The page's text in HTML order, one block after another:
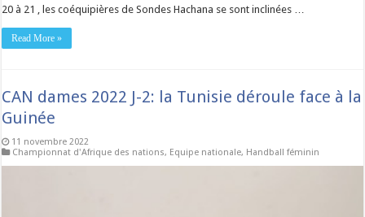
20 à 21 , les coéquipières de Sondes Hachana se sont inclinées …
Read More »
CAN dames 2022 J-2: la Tunisie déroule face à la
Guinée
11 novembre 2022
Championnat d'Afrique des nations, Equipe nationale, Handball féminin